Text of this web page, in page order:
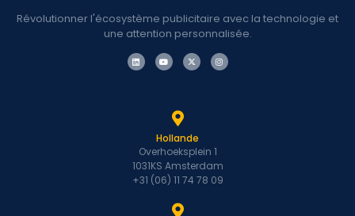
Révolutionner l'écosystème publicitaire avec la technologie et
une attention personnalisée.
Hollande
Overhoeksplein 1
1031KS Amsterdam
+31 (06) 11 74 78 09